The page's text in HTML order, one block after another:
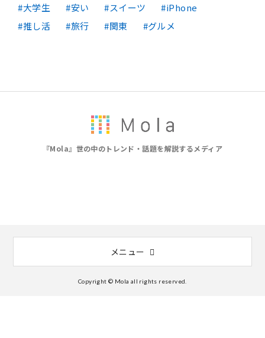
大学生
安い スイーツ
iPhone
推し活
旅行 関東 グルメ
『Mola』世の中のトレンド・話題を解説するメディア
メニュー
Copyright © Mola all rights reserved.